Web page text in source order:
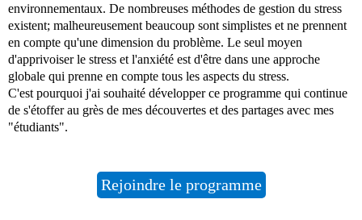
environnementaux. De nombreuses méthodes de gestion du stress
existent; malheureusement beaucoup sont simplistes et ne prennent
en compte qu'une dimension du problème. Le seul moyen
d'apprivoiser le stress et l'anxiété est d'être dans une approche
globale qui prenne en compte tous les aspects du stress.
C'est pourquoi j'ai souhaité développer ce programme qui continue
de s'étoffer au grès de mes découvertes et des partages avec mes
"étudiants".
Rejoindre le programme